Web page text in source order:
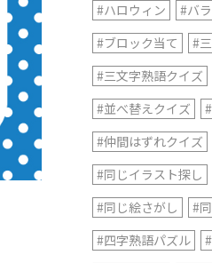
#ハロウィン
#バ
#ブロック当て
#
#三文字熟語クイズ
#並べ替えクイズ
#仲間はずれクイズ
#同じイラスト探し
#同じ絵さがし
#
#四字熟語パズル